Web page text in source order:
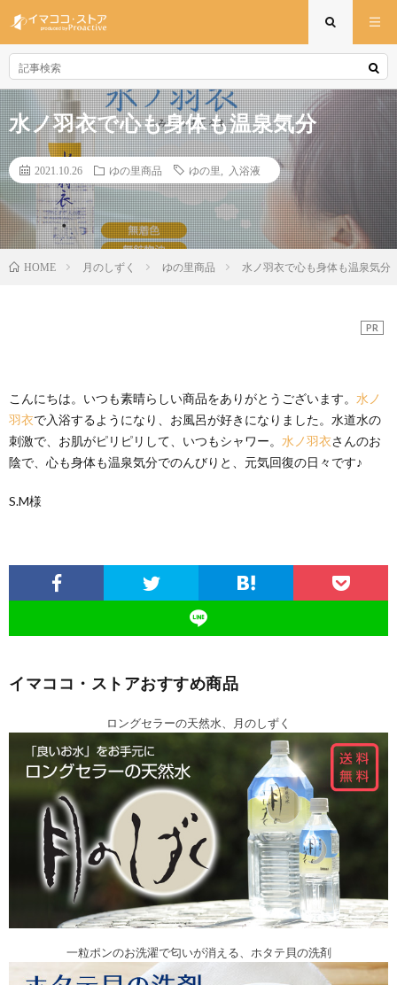
水ノ羽衣で心も身体も温泉気分
2021.10.26 ゆの里商品 ゆの里 入浴液
HOME 月のしずく ゆの里商品 水ノ羽衣で心も身体も温泉気分
PR
こんにちは。いつも素晴らしい商品をありがとうございます。 水ノ
羽衣で入浴するようになり、お風呂が好きになりました。水道水の
刺激で、お肌がピリピリして、いつもシャワー。 水ノ羽衣さんのお
陰で、心も身体も温泉気分でのんびりと、元気回復の日々です♪
S.M様
イマココ・ストアおすすめ商品
ロングセラーの天然水、月のしずく
一粒ポンのお洗濯で匂いが消える、ホタテ貝の洗剤